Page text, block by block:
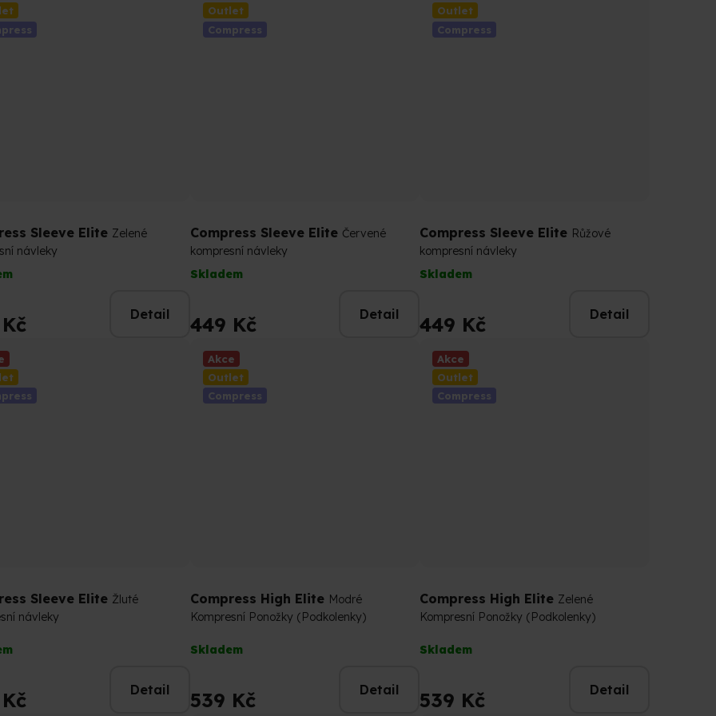
hvězdiček.
hvězdiček.
Sleeve Elite Zelené
návleky
Detail
Outlet
Compress
Compress Sleeve Elite Červené
kompresní návleky
Skladem
449 Kč Detail
Outlet
Compress
Compress Sleeve Elite Růžové
kompresní návleky
Skladem
449 Kč Detail
Sleeve Elite Žluté
návleky
Detail
Akce
Outlet
Compress
Compress High Elite Modré
Kompresní Ponožky (Podkolenky)
Průměrné
hodnocení
je
4,9
Skladem
539 Kč Detail
Akce
Outlet
Compress
Compress High Elite Zelené
Kompresní Ponožky (Podkolenky)
Průměrné
hodnocení
je
4,5
Skladem
539 Kč Detail